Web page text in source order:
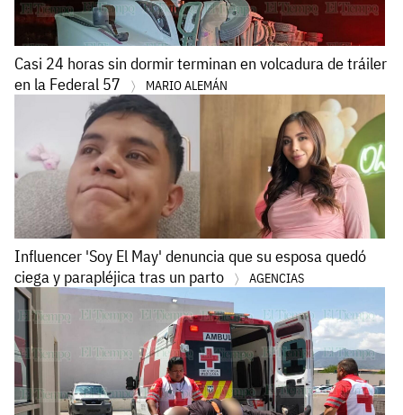
Casi 24 horas sin dormir terminan en volcadura de tráiler
en la Federal 57
MARIO ALEMÁN
Influencer 'Soy El May' denuncia que su esposa quedó
ciega y parapléjica tras un parto
AGENCIAS